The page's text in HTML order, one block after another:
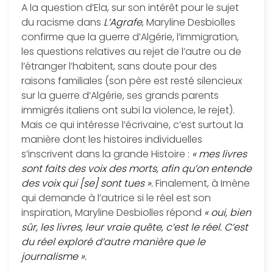
A la question d’Ela, sur son intérêt pour le sujet
du racisme dans L’Agrafe, Maryline Desbiolles
confirme que la guerre d’Algérie, l’immigration,
les questions relatives au rejet de l’autre ou de
l’étranger l’habitent, sans doute pour des
raisons familiales (son père est resté silencieux
sur la guerre d’Algérie, ses grands parents
immigrés italiens ont subi la violence, le rejet).
Mais ce qui intéresse l’écrivaine, c’est surtout la
manière dont les histoires individuelles
s’inscrivent dans la grande Histoire : « mes livres
sont faits des voix des morts, afin qu’on entende
des voix qui [se] sont tues ».Finalement, à Imène
qui demande à l’autrice si le réel est son
inspiration, Maryline Desbiolles répond « oui, bien
sûr, les livres, leur vraie quête, c’est le réel. C’est
du réel exploré d’autre manière que le
journalisme ».